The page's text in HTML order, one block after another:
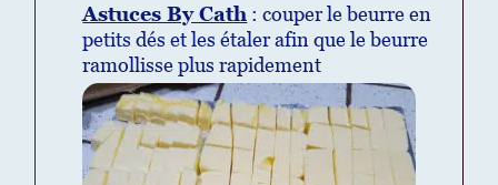
Astuces By Cath : couper le beurre en
petits dés et les étaler afin que le beurre
ramollisse plus rapidement